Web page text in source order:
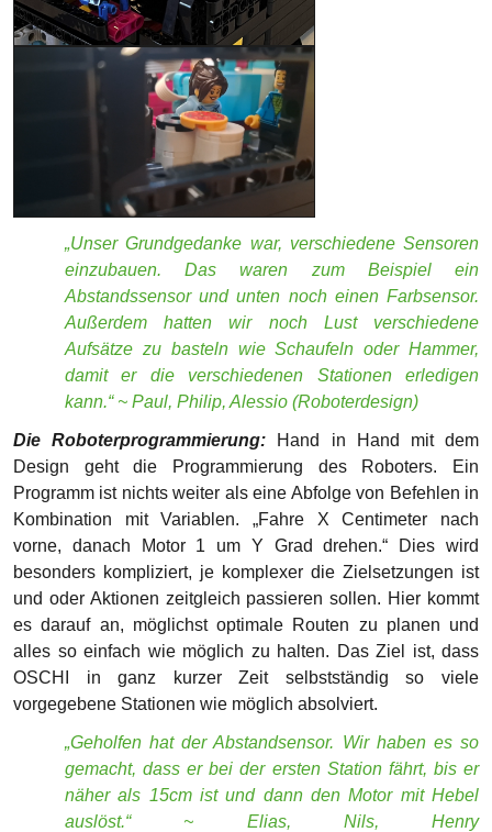
Außerdem hatten wir noch Lust verschiedene
Aufsätze zu basteln wie Schaufeln oder Hammer,
damit er die verschiedenen Stationen erledigen
kann.“ ~ Paul, Philip, Alessio (Roboterdesign)
Die Roboterprogrammierung:Hand in Hand mit dem
Design geht die Programmierung des Roboters. Ein
Programm ist nichts weiter als eine Abfolge von Befehlen in
Kombination mit Variablen. „Fahre X Centimeter nach
vorne, danach Motor 1 um Y Grad drehen.“ Dies wird
besonders kompliziert, je komplexer die Zielsetzungen ist
und oder Aktionen zeitgleich passieren sollen. Hier kommt
es darauf an, möglichst optimale Routen zu planen und
alles so einfach wie möglich zu halten. Das Ziel ist, dass
OSCHI in ganz kurzer Zeit selbstständig so viele
vorgegebene Stationen wie möglich absolviert.
„Geholfen hat der Abstandsensor. Wir haben es so
gemacht, dass er bei der ersten Station fährt, bis er
näher als 15cm ist und dann den Motor mit Hebel
auslöst.“ ~ Elias, Nils, Henry
(Roboterprogrammierung)
Für die drei Hauptkriterien (Forschungsprojekt,
Roboterdesign und Roboterprogrammierung) musste das
Team eine 15-minütige Präsentation ausarbeiten und einer